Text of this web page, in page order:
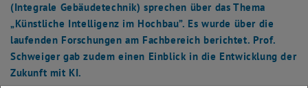
(Integrale Gebäudetechnik) sprechen über das Thema
„Künstliche Intelligenz im Hochbau”. Es wurde über die
laufenden Forschungen am Fachbereich berichtet. Prof.
Schweiger gab zudem einen Einblick in die Entwicklung der
Zukunft mit KI.